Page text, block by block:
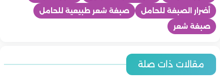
أضرار الصبغة للحامل
صبغة شعر طبيعية للحامل
صبغة شعر
مقالات ذات صلة
ماما
أفكار لروتين نوم صحي للحامل في الثلث الأخير
ماما
ماما
ماما